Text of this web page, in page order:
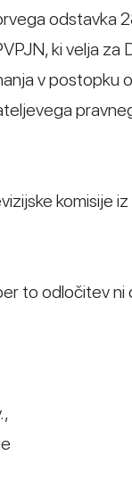
odstavka
ki velja za
v postopku
komisije
to odločitev ni